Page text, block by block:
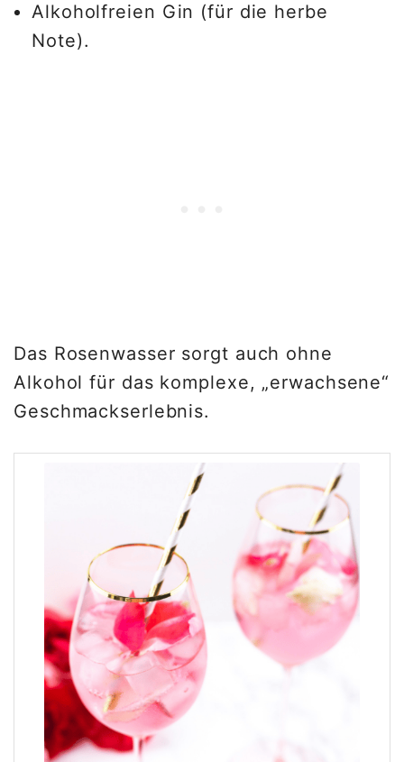
Alkoholfreien Gin (für die herbe
Note).
Das Rosenwasser sorgt auch ohne
Alkohol für das komplexe, „erwachsene“
Geschmackserlebnis.